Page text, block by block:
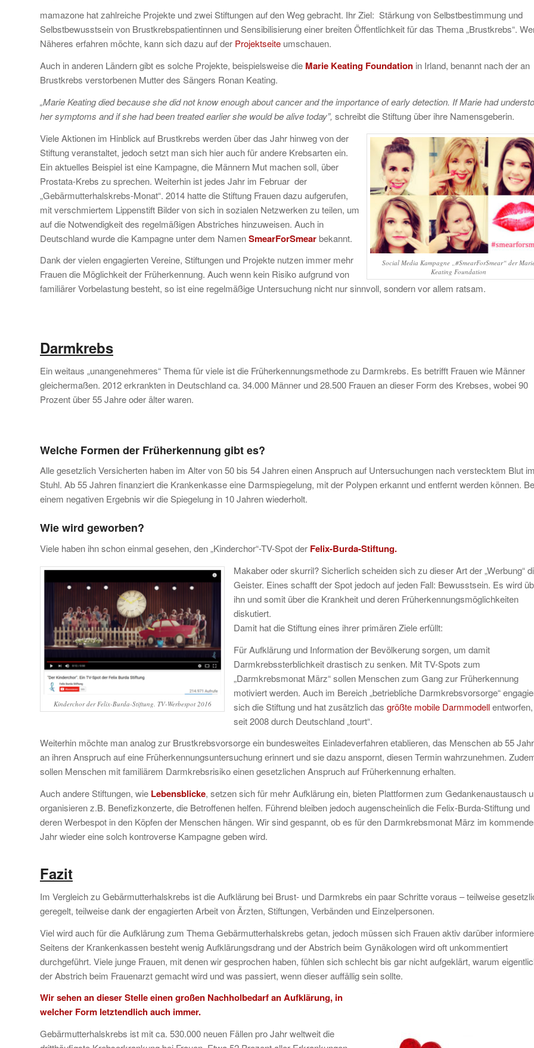
mamazone hat zahlreiche Projekte und zwei Stiftungen auf den Weg gebracht. Ihr Ziel: Stärkung von Selbstbestimmung und
Selbstbewusstsein von Brustkrebspatientinnen und Sensibilisierung einer breiten Öffentlichkeit für das Thema „Brustkrebs“.
Näheres erfahren möchte, kann sich dazu auf der Projektseite umschauen.
Auch in anderen Ländern gibt es solche Projekte, beispielsweise die Marie Keating Foundation in Irland, benannt nach der an
Brustkrebs verstorbenen Mutter des Sängers Ronan Keating.
„Marie Keating died because she did not know enough about cancer and the importance of early detection. If Marie had
her symptoms and if she had been treated earlier she would be alive today”, schreibt die Stiftung über ihre Namensgeberin.
Social Media Kampagne „#SmearForSmear“ der
Keating Foundation
Viele Aktionen im Hinblick auf Brustkrebs werden über das Jahr hinweg von der
Stiftung veranstaltet, jedoch setzt man sich hier auch für andere Krebsarten ein.
Ein aktuelles Beispiel ist eine Kampagne, die Männern Mut machen soll, über
Prostata-Krebs zu sprechen. Weiterhin ist jedes Jahr im Februar der
„Gebärmutterhalskrebs-Monat“. 2014 hatte die Stiftung Frauen dazu aufgerufen,
mit verschmiertem Lippenstift Bilder von sich in sozialen Netzwerken zu teilen, um
auf die Notwendigkeit des regelmäßigen Abstriches hinzuweisen. Auch in
Deutschland wurde die Kampagne unter dem NamenSmearForSmearbekannt.
Dank der vielen engagierten Vereine, Stiftungen und Projekte nutzen immer mehr
Frauen die Möglichkeit der Früherkennung. Auch wenn kein Risiko aufgrund von
familiärer Vorbelastung besteht, so ist eine regelmäßige Untersuchung nicht nur sinnvoll, sondern vor allem ratsam.
Darmkrebs
Ein weitaus „unangenehmeres“ Thema für viele ist die Früherkennungsmethode zu Darmkrebs. Es betrifft Frauen wie Männer
gleichermaßen. 2012 erkrankten in Deutschland ca. 34.000 Männer und 28.500 Frauen an dieser Form des Krebses, wobei 90
Prozent über 55 Jahre oder älter waren.
Welche Formen der Früherkennung gibt es?
Alle gesetzlich Versicherten haben im Alter von 50 bis 54 Jahren einen Anspruch auf Untersuchungen nach verstecktem Blut im
Stuhl. Ab 55 Jahren finanziert die Krankenkasse eine Darmspiegelung, mit der Polypen erkannt und entfernt werden können.
einem negativen Ergebnis wir die Spiegelung in 10 Jahren wiederholt.
Wie wird geworben?
Viele haben ihn schon einmal gesehen, den „Kinderchor“-TV-Spot der Felix-Burda-Stiftung.
Kinderchor der Felix-Burda-Stiftung. TV-Werbespot 2016
Makaber oder skurril? Sicherlich scheiden sich zu dieser Art der „Werbung“
Geister. Eines schafft der Spot jedoch auf jeden Fall: Bewusstsein. Es wird
ihn und somit über die Krankheit und deren Früherkennungsmöglichkeiten
diskutiert.
Damit hat die Stiftung eines ihrer primären Ziele erfüllt:
Für Aufklärung und Information der Bevölkerung sorgen, um damit
Darmkrebssterblichkeit drastisch zu senken. Mit TV-Spots zum
„Darmkrebsmonat März“ sollen Menschen zum Gang zur Früherkennung
motiviert werden. Auch im Bereich „betriebliche Darmkrebsvorsorge“
sich die Stiftung und hat zusätzlich das größte mobile Darmmodell
seit 2008 durch Deutschland „tourt“.
Weiterhin möchte man analog zur Brustkrebsvorsorge ein bundesweites Einladeverfahren etablieren, das Menschen ab 55
an ihren Anspruch auf eine Früherkennungsuntersuchung erinnert und sie dazu anspornt, diesen Termin wahrzunehmen.
sollen Menschen mit familiärem Darmkrebsrisiko einen gesetzlichen Anspruch auf Früherkennung erhalten.
Auch andere Stiftungen, wie Lebensblicke, setzen sich für mehr Aufklärung ein, bieten Plattformen zum Gedankenaustausch
organisieren z.B. Benefizkonzerte, die Betroffenen helfen. Führend bleiben jedoch augenscheinlich die Felix-Burda-Stiftung und
deren Werbespot in den Köpfen der Menschen hängen. Wir sind gespannt, ob es für den Darmkrebsmonat März im
Jahr wieder eine solch kontroverse Kampagne geben wird.
Fazit
Im Vergleich zu Gebärmutterhalskrebs ist die Aufklärung bei Brust- und Darmkrebs ein paar Schritte voraus – teilweise
geregelt, teilweise dank der engagierten Arbeit von Ärzten, Stiftungen, Verbänden und Einzelpersonen.
Viel wird auch für die Aufklärung zum Thema Gebärmutterhalskrebs getan, jedoch müssen sich Frauen aktiv darüber
Seitens der Krankenkassen besteht wenig Aufklärungsdrang und der Abstrich beim Gynäkologen wird oft unkommentiert
durchgeführt. Viele junge Frauen, mit denen wir gesprochen haben, fühlen sich schlecht bis gar nicht aufgeklärt, warum
der Abstrich beim Frauenarzt gemacht wird und was passiert, wenn dieser auffällig sein sollte.
Wir sehen an dieser Stelle einen großen Nachholbedarf an Aufklärung, in
welcher Form letztendlich auch immer.
Gebärmutterhalskrebs ist mit ca. 530.000 neuen Fällen pro Jahr weltweit die